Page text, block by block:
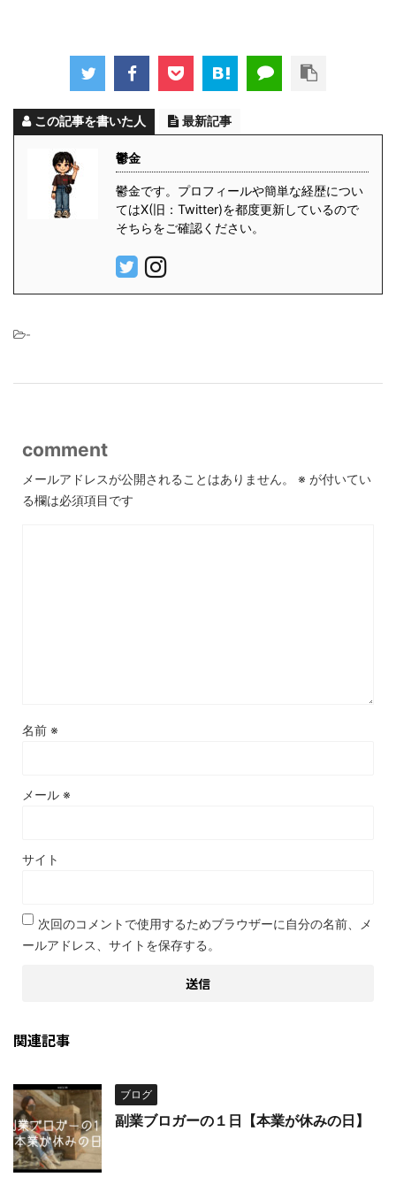
この記事を書いた人 最新記事
鬱金
鬱金です。プロフィールや簡単な経歴につい
てはX(旧：Twitter)を都度更新しているので
そちらをご確認ください。
-
comment
メールアドレスが公開されることはありません。 ※ が付いてい
る欄は必須項目です
名前 ※
メール ※
サイト
次回のコメントで使用するためブラウザーに自分の名前、メ
ールアドレス、サイトを保存する。
関連記事
ブログ
副業ブロガーの１日【本業が休みの日】